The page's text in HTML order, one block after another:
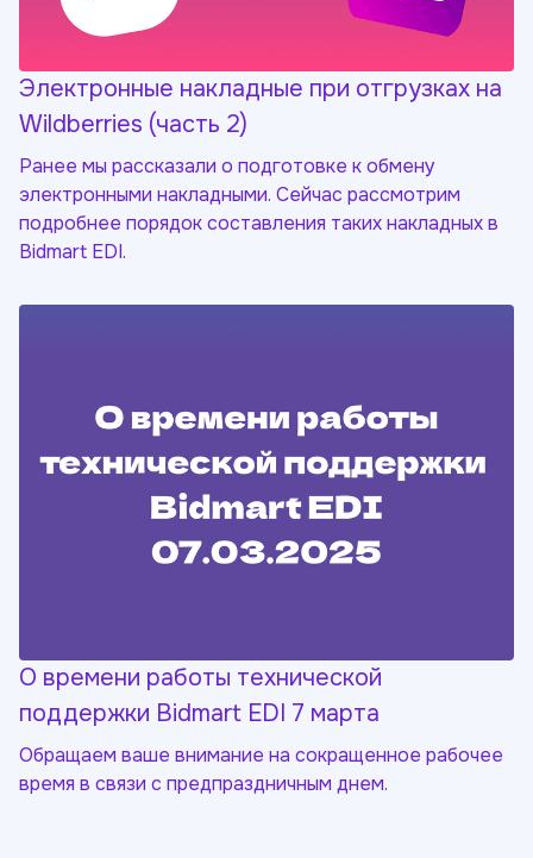
Электронные накладные при отгрузках на
Wildberries (часть 2)
Ранее мы рассказали о подготовке к обмену
электронными накладными. Сейчас рассмотрим
подробнее порядок составления таких накладных в
Bidmart EDI.
О времени работы технической
поддержки Bidmart EDI 7 марта
Обращаем ваше внимание на сокращенное рабочее
время в связи с предпраздничным днем.